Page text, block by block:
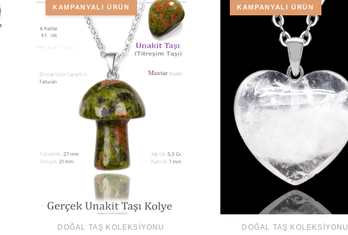
KAMPANYALI ÜRÜN
DOĞAL TAŞ KOLEKSIYONU
KAMPANYALI ÜRÜN
DOĞAL TAŞ KOLEKSIYONU